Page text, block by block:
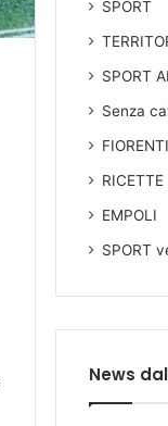
SPORT
SPORT
Senza
RICETTE
EMPOLI
SPORT
News